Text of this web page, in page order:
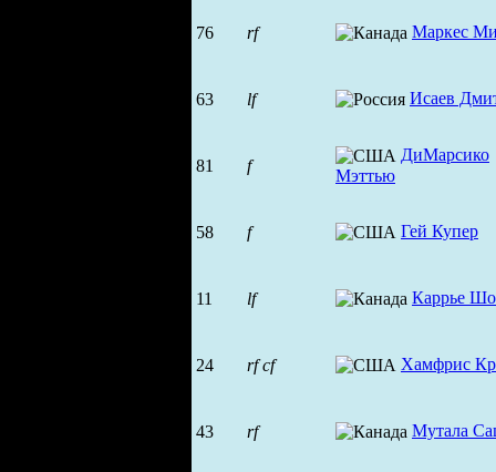
76 rf Маркес
63 lf Исаев
81 f
ДиМарсико
Мэттью
58 f Гей Купер
11 lf Каррье
24 rf cf Хамфрис
43 rf Мутала